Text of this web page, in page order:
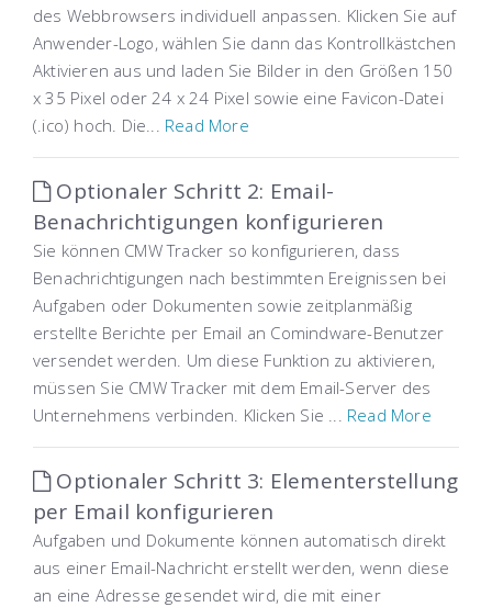
des Webbrowsers individuell anpassen. Klicken Sie auf
Anwender-Logo, wählen Sie dann das Kontrollkästchen
Aktivieren aus und laden Sie Bilder in den Größen 150
x 35 Pixel oder 24 x 24 Pixel sowie eine Favicon-Datei
(.ico) hoch. Die... Read More
Optionaler Schritt 2: Email-
Benachrichtigungen konfigurieren
Sie können CMW Tracker so konfigurieren, dass
Benachrichtigungen nach bestimmten Ereignissen bei
Aufgaben oder Dokumenten sowie zeitplanmäßig
erstellte Berichte per Email an Comindware-Benutzer
versendet werden. Um diese Funktion zu aktivieren,
müssen Sie CMW Tracker mit dem Email-Server des
Unternehmens verbinden. Klicken Sie ... Read More
Optionaler Schritt 3: Elementerstellung
per Email konfigurieren
Aufgaben und Dokumente können automatisch direkt
aus einer Email-Nachricht erstellt werden, wenn diese
an eine Adresse gesendet wird, die mit einer